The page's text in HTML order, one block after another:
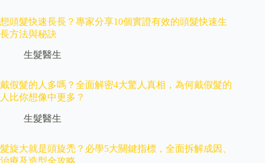
想頭髮快速長長？專家分享10個實證有效的頭髮快速生
長方法與秘訣
生髮醫生
戴假髮的人多嗎？全面解密4大驚人真相，為何戴假髮的
人比你想像中更多？
生髮醫生
髮旋大就是頭旋禿？必學5大關鍵指標，全面拆解成因、